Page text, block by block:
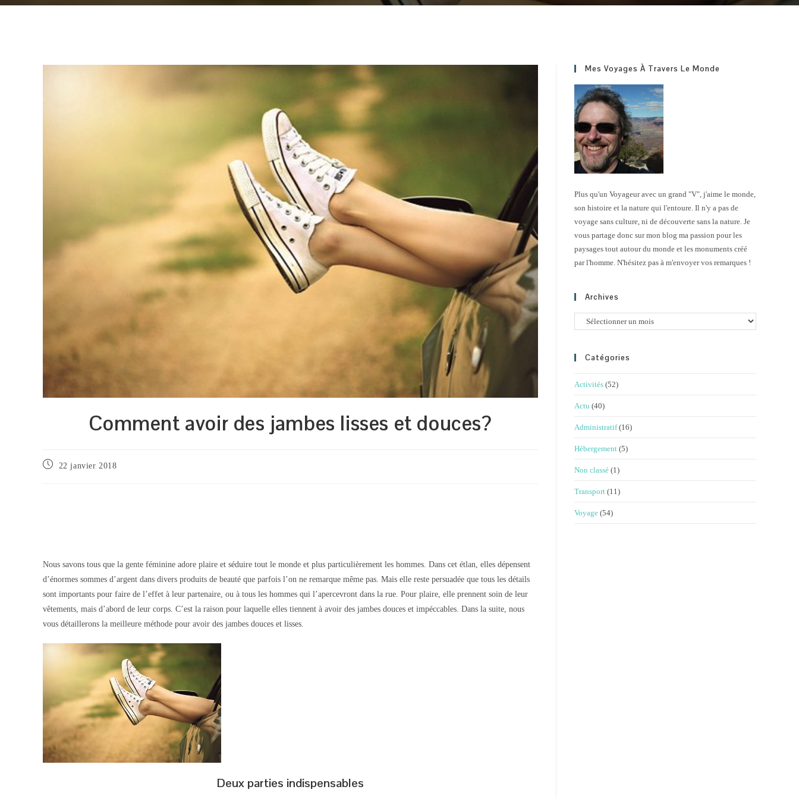
Comment avoir des jambes lisses et douces?
Publication
22 janvier 2018
Nous savons tous que la gente féminine adore plaire et séduire tout le monde et plus particulièrement les hommes. Dans cet étlan, elles dépensent
d’énormes sommes d’argent dans divers produits de beauté que parfois l’on ne remarque même pas. Mais elle reste persuadée que tous les détails
sont importants pour faire de l’effet à leur partenaire, ou à tous les hommes qui l’apercevront dans la rue. Pour plaire, elle prennent soin de leur
vêtements, mais d’abord de leur corps. C’est la raison pour laquelle elles tiennent à avoir des jambes douces et impéccables. Dans la suite, nous
vous détaillerons la meilleure méthode pour avoir des jambes douces et lisses.
Deux parties indispensables
Mes Voyages À Travers Le Monde
Plus qu'un Voyageur avec un grand "V", j'aime le monde,
son histoire et la nature qui l'entoure. Il n'y a pas de
voyage sans culture, ni de découverte sans la nature. Je
vous partage donc sur mon blog ma passion pour les
paysages tout autour du monde et les monuments créé
par l'homme. N'hésitez pas à m'envoyer vos remarques !
Archives
Archives
Catégories
Activités (52)
Actu (40)
Administratif (16)
Hébergement (5)
Non classé (1)
Transport (11)
Voyage (54)